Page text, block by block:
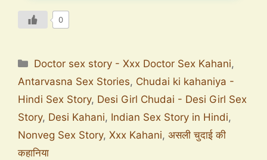
0
Doctor sex story - Xxx Doctor Sex Kahani,
Antarvasna Sex Stories, Chudai ki kahaniya -
Hindi Sex Story, Desi Girl Chudai - Desi Girl Sex
Story, Desi Kahani, Indian Sex Story in Hindi,
Nonveg Sex Story, Xxx Kahani, असली चुदाई की
कहानिया